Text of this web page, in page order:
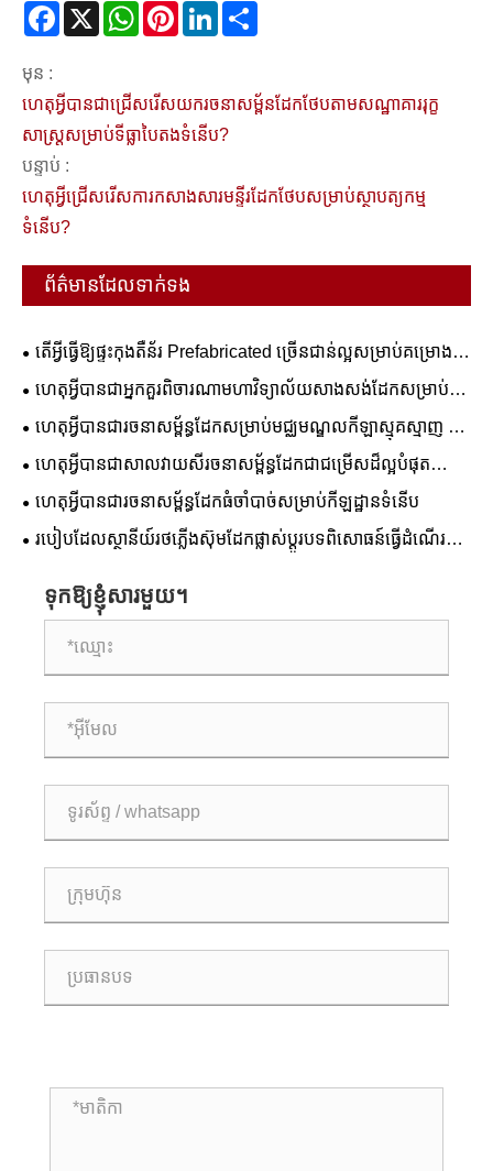
Facebook
X WhatsAppPinterestLinkedIn
មុន :
ហេតុអ្វីបានជាជ្រើសរើសយករចនាសម្ព័នដែកថែបតាមសណ្ឋាគាររុក្ខ
សាស្ត្រសម្រាប់ទីធ្លាបៃតងទំនើប?
បន្ទាប់ :
ហេតុអ្វីជ្រើសរើសការកសាងសារមន្ទីរដែកថែបសម្រាប់ស្ថាបត្យកម្ម
ទំនើប?
ព័ត៌មានដែលទាក់ទង
តើអ្វីធ្វើឱ្យផ្ទះកុងតឺន័រ Prefabricated ច្រើនជាន់ល្អសម្រាប់គម្រោង
ពាណិជ្ជកម្ម និងលំនៅដ្ឋាន?
ហេតុអ្វីបានជាអ្នកគួរពិចារណាមហាវិទ្យាល័យសាងសង់ដែកសម្រាប់ការ
អប់រំរបស់អ្នក។
ហេតុអ្វីបានជារចនាសម្ព័ន្ធដែកសម្រាប់មជ្ឈមណ្ឌលកីឡាស្មុគស្មាញ ជា
ដំណោះស្រាយដ៏ល្អបំផុតសម្រាប់ការសាងសង់កីឡដ្ឋានទំនើប
ហេតុអ្វីបានជាសាលវាយសីរចនាសម្ព័ន្ធដែកជាជម្រើសដ៏ល្អបំផុត
សម្រាប់ឧបករណ៍កីឡាទំនើប
ហេតុអ្វី​បាន​ជា​រចនាសម្ព័ន្ធ​ដែក​ធំ​ចាំបាច់​សម្រាប់​កីឡដ្ឋាន​ទំនើប
របៀបដែលស្ថានីយ៍រថភ្លើងស៊ុមដែកផ្លាស់ប្តូរបទពិសោធន៍ធ្វើដំណើរ
ទុកឱ្យខ្ញុំសារមួយ។